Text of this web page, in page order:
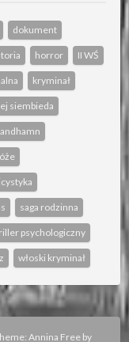
dokument
horror II WŚ
kryminał
siembieda
saga rodzinna
psychologiczny
włoski kryminał
Annina Freeby